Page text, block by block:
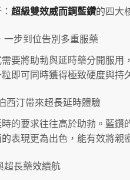
超級雙效威而鋼藍鑽的四大
一步到位告別多重服藥
要將助勃與延時藥分開服
即可同時獲得極致硬度與持
西汀帶來超長延時體驗
的要求往往高於助勃。藍
表現更為出色，能有效將親
超長藥效續航